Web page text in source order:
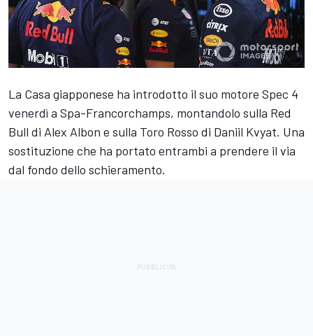
La Casa giapponese ha introdotto il suo motore Spec 4
venerdì a Spa-Francorchamps, montandolo sulla Red
Bull di Alex Albon e sulla Toro Rosso di Daniil Kvyat. Una
sostituzione che ha portato entrambi a prendere il via
dal fondo dello schieramento.